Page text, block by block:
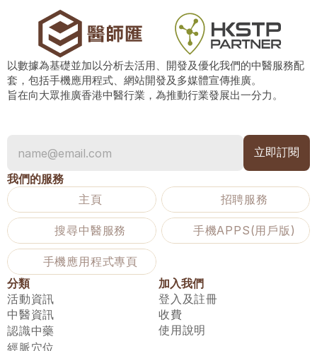
以數據為基礎並加以分析去活用、開發及優化我們的中醫服務配
套，包括手機應用程式、網站開發及多媒體宣傳推廣。
旨在向大眾推廣香港中醫行業，為推動行業發展出一分力。
我們的服務
主頁
招聘服務
搜尋中醫服務 手機APPS(用戶版)
手機應用程式專頁
分類
活動資訊
中醫資訊
認識中藥
經脈穴位
加入我們
登入及註冊
收費
使用說明